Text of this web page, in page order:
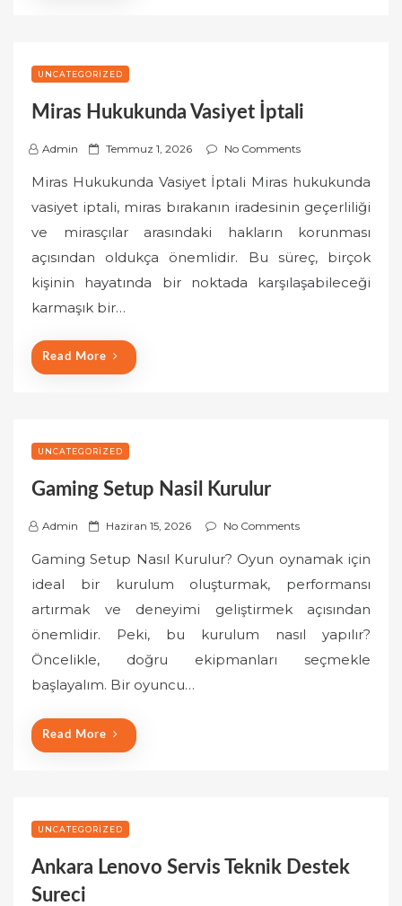
UNCATEGORIZED
Miras Hukukunda Vasiyet İptali
Admin
P
s
t
e
Temmuz 1, 2026 No Comments
Miras Hukukunda Vasiyet İptali Miras hukukunda
vasiyet iptali, miras bırakanın iradesinin geçerliliği
ve mirasçılar arasındaki hakların korunması
açısından oldukça önemlidir. Bu süreç, birçok
kişinin hayatında bir noktada karşılaşabileceği
karmaşık bir…
Read More
UNCATEGORIZED
Gaming Setup Nasil Kurulur
Admin
P
s
Haziran 15, 2026 No Comments
Gaming Setup Nasıl Kurulur? Oyun oynamak için
ideal bir kurulum oluşturmak, performansı
artırmak ve deneyimi geliştirmek açısından
önemlidir. Peki, bu kurulum nasıl yapılır?
Öncelikle, doğru ekipmanları seçmekle
başlayalım. Bir oyuncu…
Read More
UNCATEGORIZED
Ankara Lenovo Servis Teknik Destek
Sureci